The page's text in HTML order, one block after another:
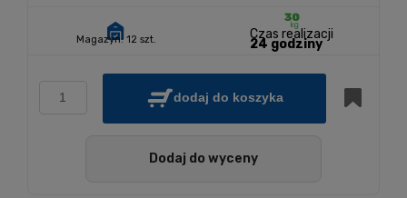
Magazyn: 12 szt. Czas realizacji
24 godziny
dodaj do koszyka
Dodaj do wyceny